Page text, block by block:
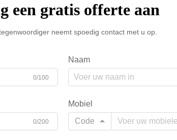
een gratis offerte aan
neemt spoedig contact met u op.
0/100
Naam
0/200
Mobiel
Code